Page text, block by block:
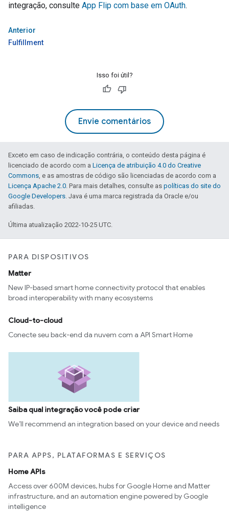
integração, consulte App Flip com base em OAuth.
Anterior
Fulfillment
Isso foi útil?
Envie comentários
Exceto em caso de indicação contrária, o conteúdo desta página é
licenciado de acordo com a Licença de atribuição 4.0 do Creative
Commons, e as amostras de código são licenciadas de acordo com a
Licença Apache 2.0. Para mais detalhes, consulte as políticas do site do
Google Developers. Java é uma marca registrada da Oracle e/ou
afiliadas.
Última atualização 2022-10-25 UTC.
PARA DISPOSITIVOS
Matter
New IP-based smart home connectivity protocol that enables
broad interoperability with many ecosystems
Cloud-to-cloud
Conecte seu back-end da nuvem com a API Smart Home
Saiba qual integração você pode criar
We’ll recommend an integration based on your device and needs
PARA APPS, PLATAFORMAS E SERVIÇOS
Home APIs
Access over 600M devices, hubs for Google Home and Matter
infrastructure, and an automation engine powered by Google
intelligence